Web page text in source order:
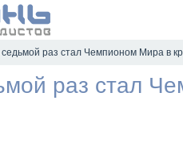
раз стал Чемпионом Мира в
раз стал